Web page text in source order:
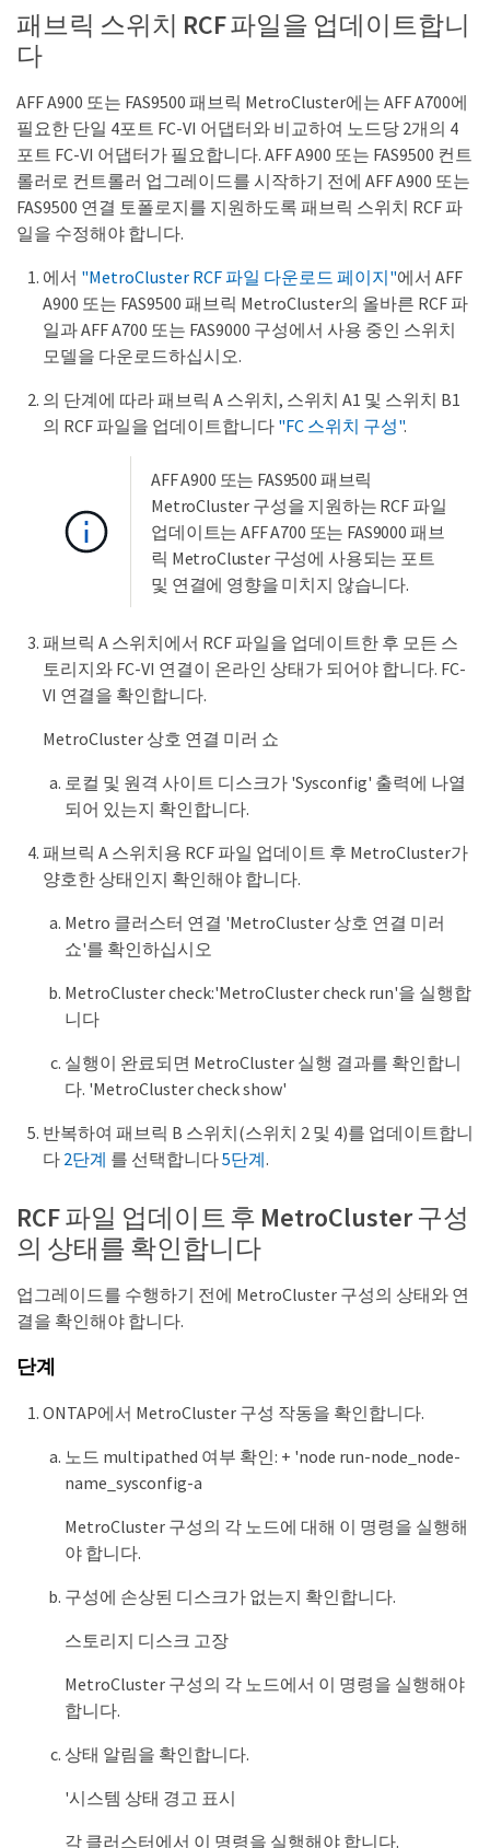
패브릭 스위치 RCF 파일을 업데이트합니
다
AFF A900 또는 FAS9500 패브릭 MetroCluster에는 AFF A700에
필요한 단일 4포트 FC-VI 어댑터와 비교하여 노드당 2개의 4
포트 FC-VI 어댑터가 필요합니다. AFF A900 또는 FAS9500 컨트
롤러로 컨트롤러 업그레이드를 시작하기 전에 AFF A900 또는
FAS9500 연결 토폴로지를 지원하도록 패브릭 스위치 RCF 파
일을 수정해야 합니다.
에서 "MetroCluster RCF 파일 다운로드 페이지"에서 AFF
A900 또는 FAS9500 패브릭 MetroCluster의 올바른 RCF 파
일과 AFF A700 또는 FAS9000 구성에서 사용 중인 스위치
모델을 다운로드하십시오.
의 단계에 따라 패브릭 A 스위치, 스위치 A1 및 스위치 B1
의 RCF 파일을 업데이트합니다 "FC 스위치 구성".
AFF A900 또는 FAS9500 패브릭
MetroCluster 구성을 지원하는 RCF 파일
업데이트는 AFF A700 또는 FAS9000 패브
릭 MetroCluster 구성에 사용되는 포트
및 연결에 영향을 미치지 않습니다.
패브릭 A 스위치에서 RCF 파일을 업데이트한 후 모든 스
토리지와 FC-VI 연결이 온라인 상태가 되어야 합니다. FC-
VI 연결을 확인합니다.
MetroCluster 상호 연결 미러 쇼
로컬 및 원격 사이트 디스크가 'Sysconfig' 출력에 나열
되어 있는지 확인합니다.
패브릭 A 스위치용 RCF 파일 업데이트 후 MetroCluster가
양호한 상태인지 확인해야 합니다.
Metro 클러스터 연결 'MetroCluster 상호 연결 미러
쇼'를 확인하십시오
MetroCluster check:'MetroCluster check run'을 실행합
니다
실행이 완료되면 MetroCluster 실행 결과를 확인합니
다. 'MetroCluster check show'
반복하여 패브릭 B 스위치(스위치 2 및 4)를 업데이트합니
다 2단계 를 선택합니다5단계.
RCF 파일 업데이트 후 MetroCluster 구성
의 상태를 확인합니다
업그레이드를 수행하기 전에 MetroCluster 구성의 상태와 연
결을 확인해야 합니다.
단계
ONTAP에서 MetroCluster 구성 작동을 확인합니다.
노드 multipathed 여부 확인: + 'node run-node_node-
name_sysconfig-a
MetroCluster 구성의 각 노드에 대해 이 명령을 실행해
야 합니다.
구성에 손상된 디스크가 없는지 확인합니다.
스토리지 디스크 고장
MetroCluster 구성의 각 노드에서 이 명령을 실행해야
합니다.
상태 알림을 확인합니다.
'시스템 상태 경고 표시
각 클러스터에서 이 명령을 실행해야 합니다.